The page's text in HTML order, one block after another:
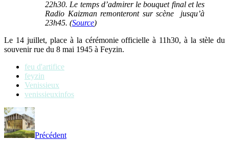
22h30. Le temps d’admirer le bouquet final et les
Radio Kaizman remonteront sur scène jusqu’à
23h45. (Source)
Le 14 juillet, place à la cérémonie officielle à 11h30, à la stèle du
souvenir rue du 8 mai 1945 à Feyzin.
feu d'artifice
feyzin
Venissieux
venissieuxinfos
Précédent